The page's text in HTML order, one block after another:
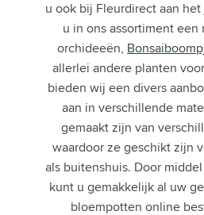
u ook bij Fleurdirect aan
u in ons assortiment een
orchideeën,
allerlei andere planten
bieden wij een divers
aan in verschillende
gemaakt zijn van
waardoor ze geschikt zijn
als buitenshuis. Door
kunt u gemakkelijk al uw
bloempotten online